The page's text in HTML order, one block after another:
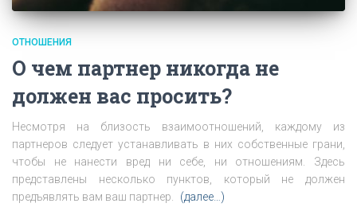
ОТНОШЕНИЯ
О чем партнер никогда не
должен вас просить?
Несмотря на близость взаимоотношений, каждому из
партнеров следует устанавливать в них собственные грани,
чтобы не нанести вред ни себе, ни отношениям. Здесь
представлены несколько пунктов, который не должен
предъявлять вам ваш партнер.
(далее…)